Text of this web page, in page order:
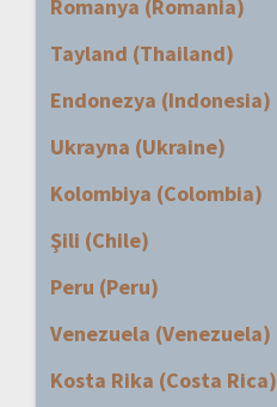
Romanya (Romania)
Tayland (Thailand)
Endonezya (Indonesia)
Ukrayna (Ukraine)
Kolombiya (Colombia)
Şili (Chile)
Peru (Peru)
Venezuela (Venezuela)
Kosta Rika (Costa Rica)